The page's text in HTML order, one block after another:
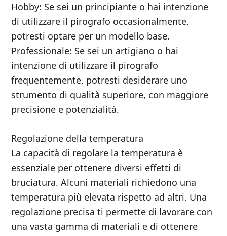
Hobby: Se sei un principiante o hai intenzione
di utilizzare il pirografo occasionalmente,
potresti optare per un modello base.
Professionale: Se sei un artigiano o hai
intenzione di utilizzare il pirografo
frequentemente, potresti desiderare uno
strumento di qualità superiore, con maggiore
precisione e potenzialità.
Regolazione della temperatura
La capacità di regolare la temperatura è
essenziale per ottenere diversi effetti di
bruciatura. Alcuni materiali richiedono una
temperatura più elevata rispetto ad altri. Una
regolazione precisa ti permette di lavorare con
una vasta gamma di materiali e di ottenere